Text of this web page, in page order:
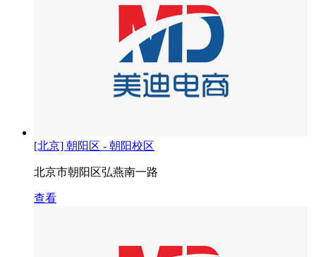
[北京] 朝阳区 - 朝阳校区
北京市朝阳区弘燕南一路
查看